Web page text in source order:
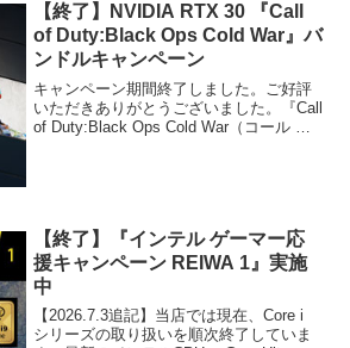
【終了】NVIDIA RTX 30 『Call
of Duty:Black Ops Cold War』バ
ンドルキャンペーン
キャンペーン期間終了しました。ご好評
いただきありがとうございました。『Call
of Duty:Black Ops Cold War（コール オ
【終了】『インテル ゲーマー応
援キャンペーン REIWA 1』実施
中
【2026.7.3追記】当店では現在、Core i
シリーズの取り扱いを順次終了していま